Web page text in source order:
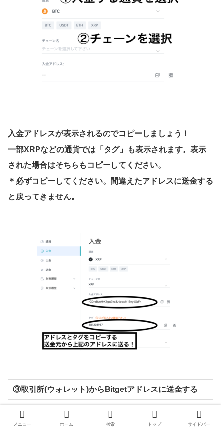
入金アドレスが表示されるのでコピーしましょう！
一部XRPなどの通貨では「タグ」も表示されます。表示
された場合はそちらもコピーしてください。
＊必ずコピーしてください。間違えたアドレスに送金する
と戻ってきません。
③取引所(ウォレット)からBitgetアドレスに送金する
メニュー ホーム 検索 トップ サイドバー